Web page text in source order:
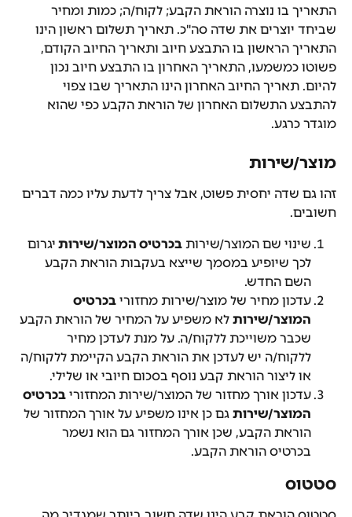
התאריך בו נוצרה הוראת הקבע; לקוח/ה; כמות ומחיר
שביחד יוצרים את שדה סה"כ. תאריך תשלום ראשון הינו
התאריך הראשון בו התבצע חיוב ותאריך החיוב הקודם,
פשוטו כמשמעו, התאריך האחרון בו התבצע חיוב נכון
להיום. תאריך החיוב האחרון הינו התאריך שבו צפוי
להתבצע התשלום האחרון של הוראת הקבע כפי שהוא
מוגדר כרגע.
מוצר/שירות
זהו גם שדה יחסית פשוט, אבל צריך לדעת עליו כמה דברים
חשובים.
שינוי שם המוצר/שירות בכרטיס המוצר/שירות יגרום
לכך שיופיע במסמך שייצא בעקבות הוראת הקבע
השם החדש.
עדכון מחיר של מוצר/שירות מחזורי בכרטיס
המוצר/שירות לא משפיע על המחיר של הוראת הקבע
שכבר משוייכת ללקוח/ה. על מנת לעדכן מחיר
ללקוח/ה יש לעדכן את הוראת הקבע הקיימת ללקוח/ה
או ליצור הוראת קבע נוסף בסכום חיובי או שלילי.
עדכון אורך מחזור של המוצר/שירות המחזורי בכרטיס
המוצר/שירות גם כן אינו משפיע על אורך המחזור של
הוראת הקבע, שכן אורך המחזור גם הוא נשמר
בכרטיס הוראת הקבע.
סטטוס